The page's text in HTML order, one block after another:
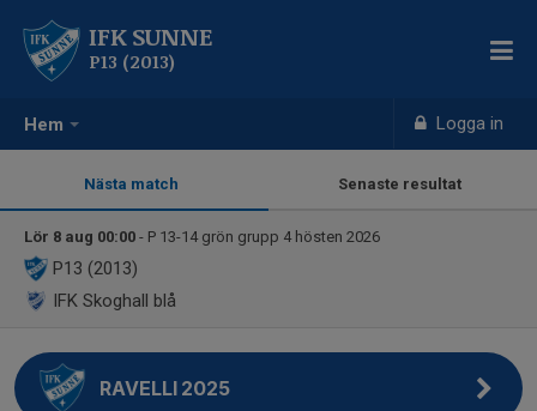
Hem Logga in
IFK SUNNE
P13 (2013)
Nästa match Senaste resultat
Lör 8 aug 00:00 - P 13-14 grön grupp 4 hösten 2026
P13 (2013)
IFK Skoghall blå
RAVELLI 2025